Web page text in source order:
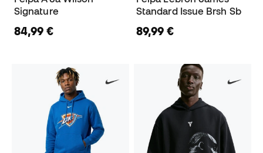
Signature
84,99 €
Standard Issue Brsh Sb
89,99 €